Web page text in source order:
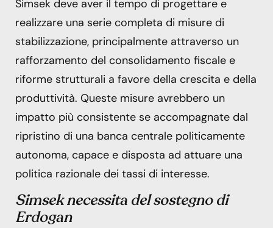
Simsek deve aver il tempo di progettare e
realizzare una serie completa di misure di
stabilizzazione, principalmente attraverso un
rafforzamento del consolidamento fiscale e
riforme strutturali a favore della crescita e della
produttività. Queste misure avrebbero un
impatto più consistente se accompagnate dal
ripristino di una banca centrale politicamente
autonoma, capace e disposta ad attuare una
politica razionale dei tassi di interesse.
Simsek necessita del sostegno di
Erdogan